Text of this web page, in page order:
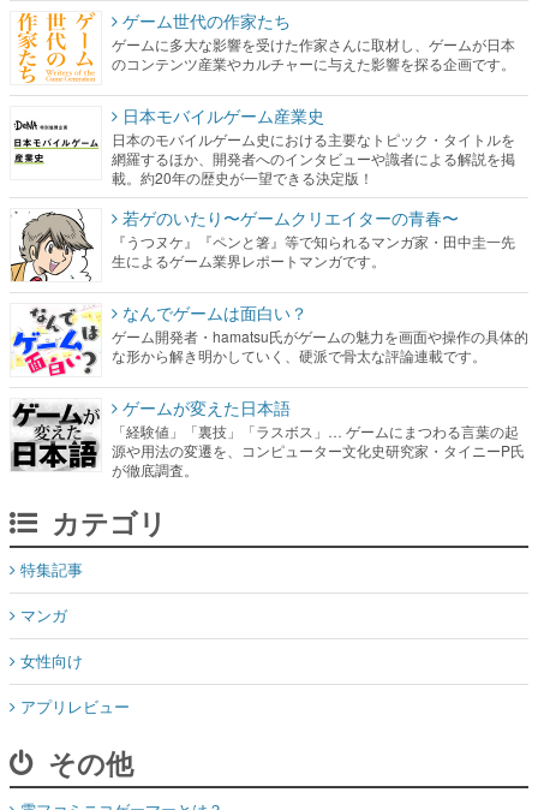
ゲーム世代の作家たち
ゲームに多大な影響を受けた作家さんに取材し、ゲームが日本
のコンテンツ産業やカルチャーに与えた影響を探る企画です。
日本モバイルゲーム産業史
日本のモバイルゲーム史における主要なトピック・タイトルを
網羅するほか、開発者へのインタビューや識者による解説を掲
載。約20年の歴史が一望できる決定版！
若ゲのいたり〜ゲームクリエイターの青春〜
『うつヌケ』『ペンと箸』等で知られるマンガ家・田中圭一先
生によるゲーム業界レポートマンガです。
なんでゲームは面白い？
ゲーム開発者・hamatsu氏がゲームの魅力を画面や操作の具体的
な形から解き明かしていく、硬派で骨太な評論連載です。
ゲームが変えた日本語
「経験値」「裏技」「ラスボス」… ゲームにまつわる言葉の起
源や用法の変遷を、コンピューター文化史研究家・タイニーP氏
が徹底調査。
カテゴリ
特集記事
マンガ
女性向け
アプリレビュー
その他